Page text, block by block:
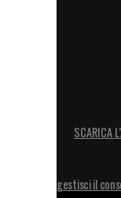
SCARICA
gestisci il